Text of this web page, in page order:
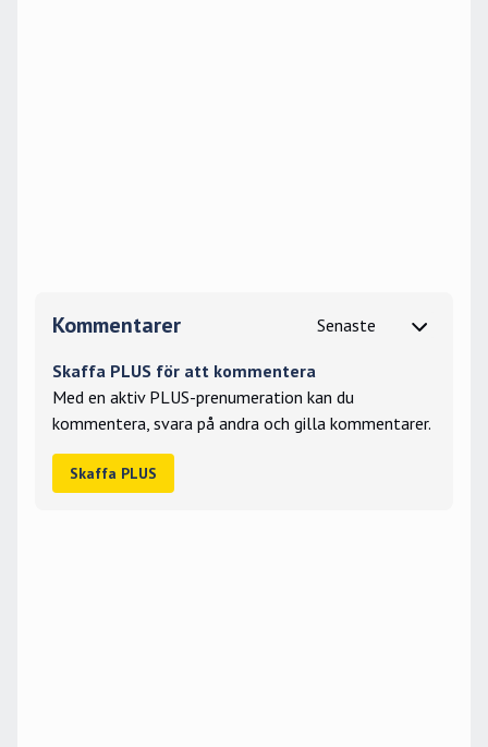
Kommentarer
Skaffa PLUS för att kommentera
Med en aktiv PLUS-prenumeration kan du
kommentera, svara på andra och gilla kommentarer.
Skaffa PLUS